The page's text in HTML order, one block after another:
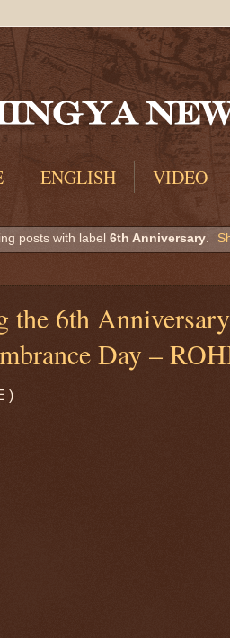
ENGLISH VIDEO
posts with label 6th Anniversary.
the 6th
Day –
)